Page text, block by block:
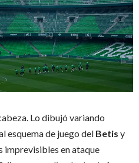
Lo dibujó variando
esquema de juego del Betis y
imprevisibles en ataque